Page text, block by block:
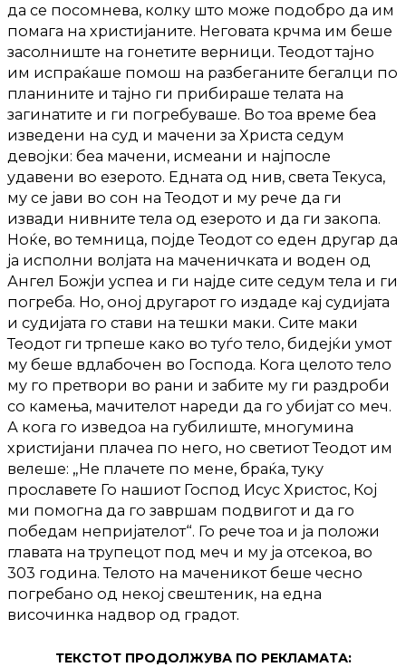
да се посомнева, колку што може подобро да им
помага на христијаните. Неговата крчма им беше
засолниште на гонетите верници. Теодот тајно
им испраќаше помош на разбеганите бегалци по
планините и тајно ги прибираше телата на
загинатите и ги погребуваше. Во тоа време беа
изведени на суд и мачени за Христа седум
девојки: беа мачени, исмеани и најпосле
удавени во езерото. Едната од нив, света Текуса,
му се јави во сон на Теодот и му рече да ги
извади нивните тела од езерото и да ги закопа.
Ноќе, во темница, појде Теодот со еден другар да
ја исполни волјата на маченичката и воден од
Ангел Божји успеа и ги најде сите седум тела и ги
погреба. Но, оној другарот го издаде кај судијата
и судијата го стави на тешки маки. Сите маки
Теодот ги трпеше како во туѓо тело, бидејќи умот
му беше вдлабочен во Господа. Кога целото тело
му го претвори во рани и забите му ги раздроби
со камења, мачителот нареди да го убијат со меч.
А кога го изведоа на губилиште, многумина
христијани плачеа по него, но светиот Теодот им
велеше: „Не плачете по мене, браќа, туку
прославете Го нашиот Господ Исус Христос, Кој
ми помогна да го завршам подвигот и да го
победам непријателот“. Го рече тоа и ја положи
главата на трупецот под меч и му ја отсекоа, во
303 година. Телото на маченикот беше чесно
погребано од некој свештеник, на една
височинка надвор од градот.
ТЕКСТОТ ПРОДОЛЖУВА ПО РЕКЛАМАТА: